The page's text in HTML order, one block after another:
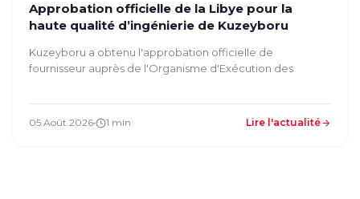
Approbation officielle de la Libye pour la
haute qualité d’ingénierie de Kuzeyboru
Kuzeyboru a obtenu l'approbation officielle de
fournisseur auprès de l'Organisme d'Exécution des
05 Août 2026 1 min Lire l'actualité